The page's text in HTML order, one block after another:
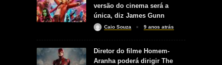
versão do cinema será a
única, diz James Gunn
Caio Souza 9 anos atrás
Diretor do filme Homem-
Aranha poderá dirigir The